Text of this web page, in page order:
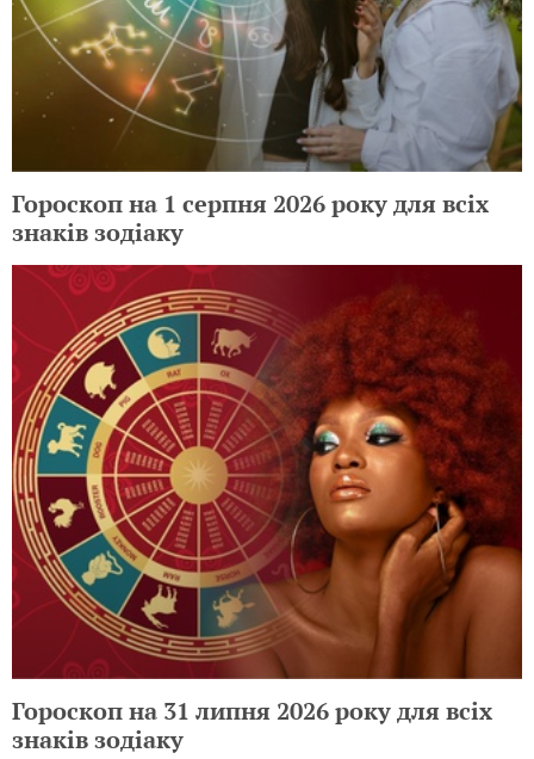
Гороскоп на 1 серпня 2026 року для всіх
знаків зодіаку
Гороскоп на 31 липня 2026 року для всіх
знаків зодіаку